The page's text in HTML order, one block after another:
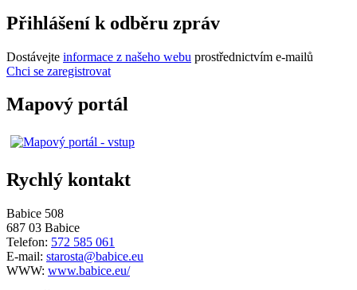
Přihlášení k odběru zpráv
Dostávejte informace z našeho webu prostřednictvím e-mailů
Chci se zaregistrovat
Mapový portál
Rychlý kontakt
Babice 508
687 03 Babice
Telefon: 572 585 061
E-mail: starosta@babice.eu
WWW: www.babice.eu/